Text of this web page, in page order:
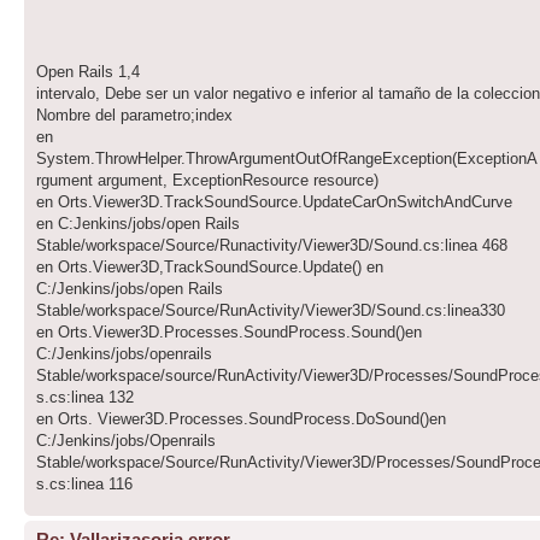
Open Rails 1,4
intervalo, Debe ser un valor negativo e inferior al tamaño de la coleccion,
Nombre del parametro;index
en
System.ThrowHelper.ThrowArgumentOutOfRangeException(ExceptionA
rgument argument, ExceptionResource resource)
en Orts.Viewer3D.TrackSoundSource.UpdateCarOnSwitchAndCurve
en C:Jenkins/jobs/open Rails
Stable/workspace/Source/Runactivity/Viewer3D/Sound.cs:linea 468
en Orts.Viewer3D,TrackSoundSource.Update() en
C:/Jenkins/jobs/open Rails
Stable/workspace/Source/RunActivity/Viewer3D/Sound.cs:linea330
en Orts.Viewer3D.Processes.SoundProcess.Sound()en
C:/Jenkins/jobs/openrails
Stable/workspace/source/RunActivity/Viewer3D/Processes/
s.cs:linea 132
en Orts. Viewer3D.Processes.SoundProcess.DoSound()en
C:/Jenkins/jobs/Openrails
Stable/workspace/Source/RunActivity/Viewer3D/Processes/
s.cs:linea 116